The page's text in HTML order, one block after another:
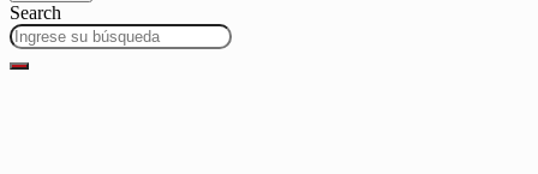
Search